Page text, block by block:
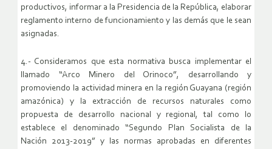
productivos, informar a la Presidencia de la República, elaborar
reglamento interno de funcionamiento y las demás que le sean
asignadas.
4.- Consideramos que esta normativa busca implementar el
llamado “Arco Minero del Orinoco”, desarrollando y
promoviendo la actividad minera en la región Guayana (región
amazónica) y la extracción de recursos naturales como
propuesta de desarrollo nacional y regional, tal como lo
establece el denominado “Segundo Plan Socialista de la
Nación 2013-2019” y las normas aprobadas en diferentes